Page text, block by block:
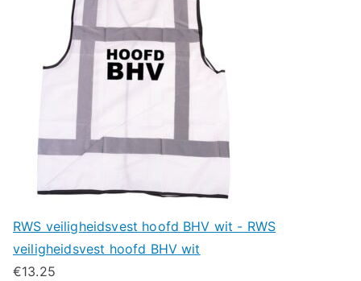
RWS veiligheidsvest hoofd BHV wit - RWS
veiligheidsvest hoofd BHV wit
€13.25